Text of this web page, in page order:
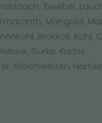
Zwiebel,
Mangold,
Brokkoli, Kohl,
Gurke, Kürbis
Weichweizen,